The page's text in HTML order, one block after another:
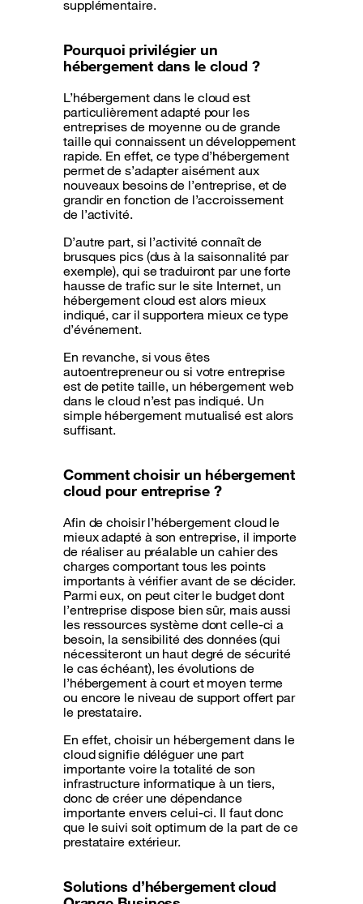
supplémentaire.
Pourquoi privilégier un
hébergement dans le cloud ?
L’hébergement dans le cloud est
particulièrement adapté pour les
entreprises de moyenne ou de grande
taille qui connaissent un développement
rapide. En effet, ce type d’hébergement
permet de s’adapter aisément aux
nouveaux besoins de l’entreprise, et de
grandir en fonction de l’accroissement
de l’activité.
D’autre part, si l’activité connaît de
brusques pics (dus à la saisonnalité par
exemple), qui se traduiront par une forte
hausse de trafic sur le site Internet, un
hébergement cloud est alors mieux
indiqué, car il supportera mieux ce type
d’événement.
En revanche, si vous êtes
autoentrepreneur ou si votre entreprise
est de petite taille, un hébergement web
dans le cloud n’est pas indiqué. Un
simple hébergement mutualisé est alors
suffisant.
Comment choisir un hébergement
cloud pour entreprise ?
Afin de choisir l’hébergement cloud le
mieux adapté à son entreprise, il importe
de réaliser au préalable un cahier des
charges comportant tous les points
importants à vérifier avant de se décider.
Parmi eux, on peut citer le budget dont
l’entreprise dispose bien sûr, mais aussi
les ressources système dont celle-ci a
besoin, la sensibilité des données (qui
nécessiteront un haut degré de sécurité
le cas échéant), les évolutions de
l’hébergement à court et moyen terme
ou encore le niveau de support offert par
le prestataire.
En effet, choisir un hébergement dans le
cloud signifie déléguer une part
importante voire la totalité de son
infrastructure informatique à un tiers,
donc de créer une dépendance
importante envers celui-ci. Il faut donc
que le suivi soit optimum de la part de ce
prestataire extérieur.
Solutions d’hébergement cloud